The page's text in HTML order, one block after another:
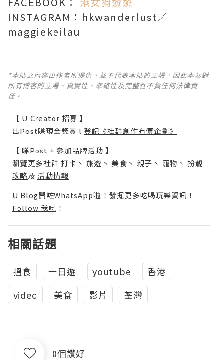
INSTAGRAM：hkwanderlust／
maggiekeilau
*本站之內容由作者所提供，並不代表本站的立場。因此本站對
所有博客的立場、真實性、準確性及完整性不負任何法律責
任。
【 U Creator 招募 】
出Post賺現金獎賞 l 登記《社群創作有價企劃》
【 睇Post + 參加品牌活動 】
瀏覽更多社群 打卡 丶 旅遊 丶 美食 丶 親子 丶 寵物 丶 扮靚
攻略及 活動情報
U Blog開咗WhatsApp啦！發掘更多吃喝玩樂資訊！
Follow 我哋 ！
相關話題
搵食 一日遊 youtube
香港
video
美食 影片 荃灣
0個讚好